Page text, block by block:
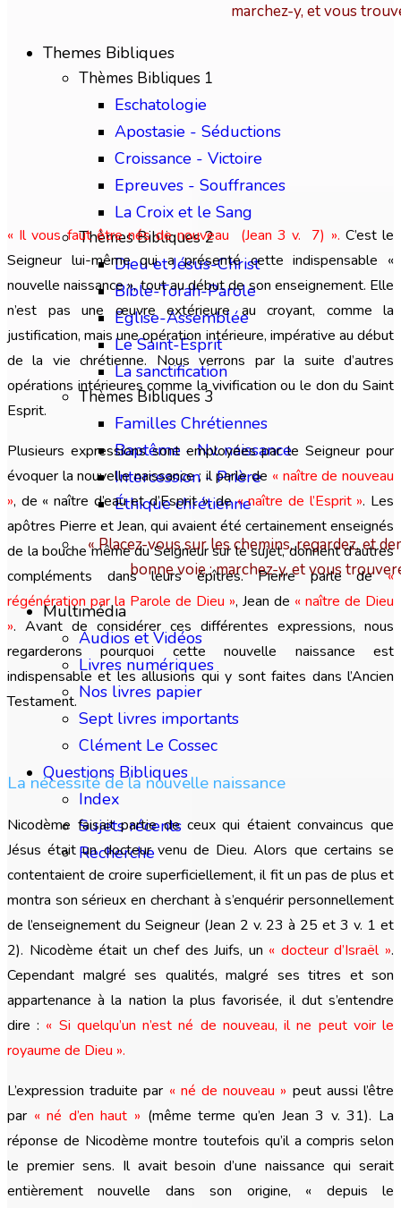
marchez-y, et vous
Themes Bibliques
Thèmes Bibliques 1
Eschatologie
Apostasie - Séductions
Croissance - Victoire
Epreuves - Souffrances
La Croix et le Sang
Thèmes Bibliques 2
Dieu et Jésus-Christ
Bible-Torah-Parole
Eglise-Assemblée
Le Saint-Esprit
La sanctification
Thèmes Bibliques 3
Familles Chrétiennes
Baptême - Nv. naissance
Intercession - Prière
Éthique chrétienne
« Placez-vous sur les chemins, regardez, et
bonne voie ; marchez-y, et vous
Multimédia
Audios et Vidéos
Livres numériques
Nos livres papier
Sept livres importants
Clément Le Cossec
Questions Bibliques
Index
Sujets récents
Recherche
« Il vous faut être nés de nouveau (Jean 3 v. 7) ». C’est le
Seigneur lui-même qui a présenté cette indispensable «
nouvelle naissance », tout au début de son enseignement. Elle
n’est pas une œuvre extérieure au croyant, comme la
justification, mais une opération intérieure, impérative au début
de la vie chrétienne. Nous verrons par la suite d’autres
opérations intérieures comme la vivification ou le don du Saint
Esprit.
Plusieurs expressions sont employées par le Seigneur pour
évoquer la nouvelle naissance ; il parle de « naître de nouveau
», de « naître d’eau et d’Esprit », de« naître de l’Esprit ». Les
apôtres Pierre et Jean, qui avaient été certainement enseignés
de la bouche même du Seigneur sur le sujet, donnent d’autres
compléments dans leurs épîtres. Pierre parle de«
régénération par la Parole de Dieu », Jean de « naître de Dieu
». Avant de considérer ces différentes expressions, nous
regarderons pourquoi cette nouvelle naissance est
indispensable et les allusions qui y sont faites dans l’Ancien
Testament.
La nécessité de la nouvelle naissance
Nicodème faisait partie de ceux qui étaient convaincus que
Jésus était un docteur venu de Dieu. Alors que certains se
contentaient de croire superficiellement, il fit un pas de plus et
montra son sérieux en cherchant à s’enquérir personnellement
de l’enseignement du Seigneur (Jean 2 v. 23 à 25 et 3 v. 1 et
2). Nicodème était un chef des Juifs, un « docteur d’Israël ».
Cependant malgré ses qualités, malgré ses titres et son
appartenance à la nation la plus favorisée, il dut s’entendre
dire : « Si quelqu’un n’est né de nouveau, il ne peut voir le
royaume de Dieu ».
L’expression traduite par « né de nouveau » peut aussi l’être
par « né d’en haut » (même terme qu’en Jean 3 v. 31). La
réponse de Nicodème montre toutefois qu’il a compris selon
le premier sens. Il avait besoin d’une naissance qui serait
entièrement nouvelle dans son origine, « depuis le